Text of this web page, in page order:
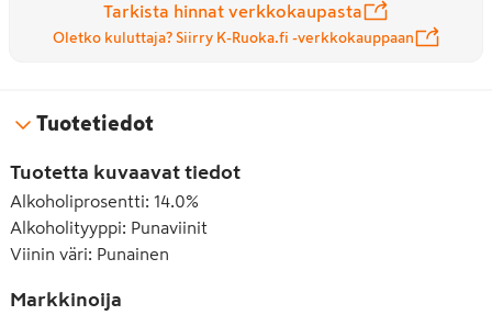
Tarkista hinnat verkkokaupasta
Oletko kuluttaja? Siirry K-Ruoka.fi -verkkokauppaan
Tuotetiedot
Tuotetta kuvaavat tiedot
Alkoholiprosentti: 14.0%
Alkoholityyppi: Punaviinit
Viinin väri: Punainen
Markkinoija